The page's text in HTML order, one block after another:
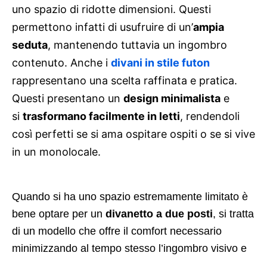
uno spazio di ridotte dimensioni. Questi
permettono infatti di usufruire di un’ampia
seduta, mantenendo tuttavia un ingombro
contenuto. Anche i divani in stile futon
rappresentano una scelta raffinata e pratica.
Questi presentano un design minimalista e
si trasformano facilmente in letti, rendendoli
così perfetti se si ama ospitare ospiti o se si vive
in un monolocale.
Quando si ha uno spazio estremamente limitato è
bene optare per un divanetto a due posti, si tratta
di un modello che offre il comfort necessario
minimizzando al tempo stesso l’ingombro visivo e